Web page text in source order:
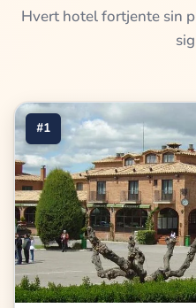
Hvert hotel fortjente sin
#1